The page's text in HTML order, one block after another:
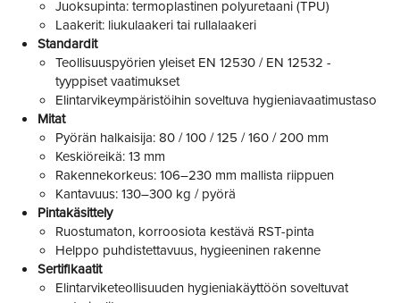
Juoksupinta: termoplastinen polyuretaani (TPU)
Laakerit: liukulaakeri tai rullalaakeri
Standardit
Teollisuuspyörien yleiset EN 12530 / EN 12532 -
tyyppiset vaatimukset
Elintarvikeympäristöihin soveltuva hygieniavaatimustaso
Mitat
Pyörän halkaisija: 80 / 100 / 125 / 160 / 200 mm
Keskiöreikä: 13 mm
Rakennekorkeus: 106–230 mm mallista riippuen
Kantavuus: 130–300 kg / pyörä
Pintakäsittely
Ruostumaton, korroosiota kestävä RST-pinta
Helppo puhdistettavuus, hygieeninen rakenne
Sertifikaatit
Elintarviketeollisuuden hygieniakäyttöön soveltuvat